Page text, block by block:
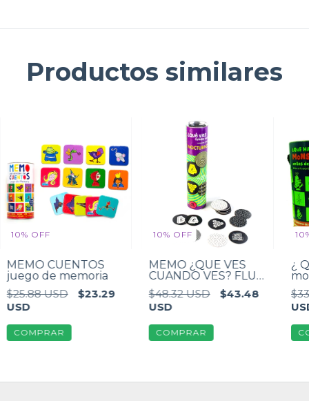
Productos similares
10% OFF
MEMO CUENTOS
juego de memoria
$25.88 USD
$23.29
USD
10% OFF
MEMO ¿QUE VES
CUANDO VES? FLUO
Juego de Memoria
Fluorescente con
ilusiones ópticas. De
adultos
$48.32 USD
$43.48
USD
10
¿
ir